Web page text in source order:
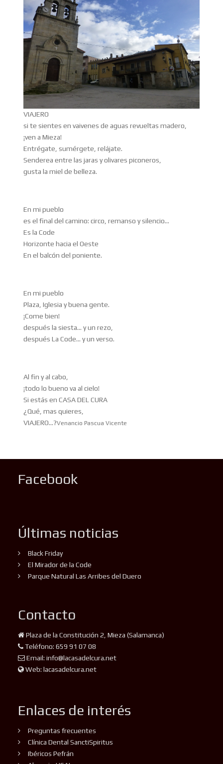
VIAJERO
si te sientes en vaivenes de aguas revueltas madero,
¡ven a Mieza!
Entrégate, sumérgete, relájate.
Senderea entre las jaras y olivares piconeros,
gusta la miel de belleza.
En mi pueblo
es el final del camino: circo, remanso y silencio…
Es la Code
Horizonte hacia el Oeste
En el balcón del poniente.
En mi pueblo
Plaza, Iglesia y buena gente.
¡Come bien!
después la siesta… y un rezo,
después La Code… y un verso.
Al fin y al cabo,
¡todo lo bueno va al cielo!
Si estás en CASA DEL CURA
¿Qué, mas quieres,
VIAJERO…?Venancio Pascua Vicente
Facebook
Últimas noticias
Black Friday
El Mirador de la Code
Parque Natural Las Arribes del Duero
Contacto
Plaza de la Constitución 2, Mieza (Salamanca)
Teléfono: 659 91 07 08
Email: info@lacasadelcura.net
Web: lacasadelcura.net
Enlaces de interés
Preguntas frecuentes
Clínica Dental SanctiSpiritus
Ibéricos Pefrán